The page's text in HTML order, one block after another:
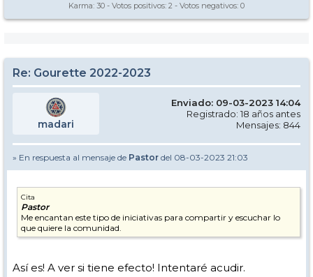
Karma: 30 - Votos positivos: 2 - Votos negativos: 0
Re: Gourette 2022-2023
madari
Enviado: 09-03-2023 14:04
Registrado: 18 años antes
Mensajes: 844
» En respuesta al mensaje de Pastor del 08-03-2023 21:03
Cita
Pastor
Me encantan este tipo de iniciativas para compartir y escuchar lo
que quiere la comunidad.
Así es! A ver si tiene efecto! Intentaré acudir.